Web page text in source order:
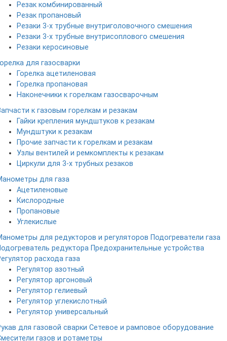
Резак комбинированный
Резак пропановый
Резаки 3-х трубные внутриголовочного смешения
Резаки 3-х трубные внутрисоплового смешения
Резаки керосиновые
для газосварки
Горелка ацетиленовая
Горелка пропановая
Наконечники к горелкам газосварочным
к газовым горелкам и резакам
Гайки крепления мундштуков к резакам
Мундштуки к резакам
Прочие запчасти к горелкам и резакам
Узлы вентилей и ремкомплекты к резакам
Циркули для 3-х трубных резаков
для газа
Ацетиленовые
Кислородные
Пропановые
Углекислые
для редукторов и регуляторов Подогреватели газа
редуктора Предохранительные устройства
расхода газа
Регулятор азотный
Регулятор аргоновый
Регулятор гелиевый
Регулятор углекислотный
Регулятор универсальный
для газовой сварки Сетевое и рамповое оборудование
газов и ротаметры